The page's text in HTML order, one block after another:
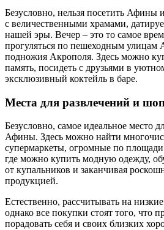
Безусловно, нельзя посетить Афины
с величественными храмами,
нашей эры. Вечер – это то самое
прогуляться по пешеходным улицам
подножия Акрополя. Здесь можно
память, посидеть с друзьями в
эксклюзивный коктейль в баре.
Места для развлечений и
Безусловно, самое идеальное место
Афины. Здесь можно найти
супермаркеты, огромные по
где можно купить модную одежду,
от купальников и заканчивая
продукцией.
Естественно, рассчитывать на
однако все покупки стоят того, что
порадовать себя и своих близких